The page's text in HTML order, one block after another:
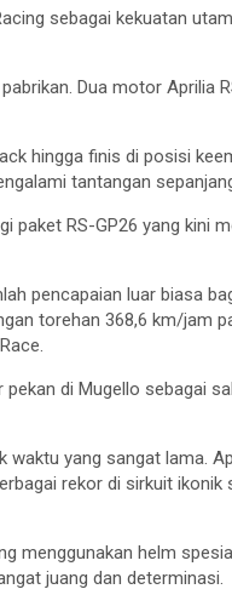
sebagai kekuatan
Dua motor Aprilia
hingga finis di posisi
tantangan
paket RS-GP26 yang kini
pencapaian luar biasa
torehan 368,6 km/jam
di Mugello sebagai
waktu yang sangat lama.
rekor di sirkuit
menggunakan helm
juang dan determinasi.